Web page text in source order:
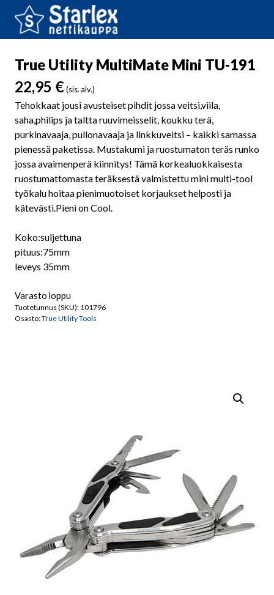
True Utility MultiMate Mini TU-191
22,95 €(sis. alv.)
Tehokkaat jousi avusteiset pihdit jossa veitsi,viila,
saha,philips ja taltta ruuvimeisselit, koukku terä,
purkinavaaja, pullonavaaja ja linkkuveitsi – kaikki samassa
pienessä paketissa. Mustakumi ja ruostumaton teräs runko
jossa avaimenperä kiinnitys! Tämä korkealuokkaisesta
ruostumattomasta teräksestä valmistettu mini multi-tool
työkalu hoitaa pienimuotoiset korjaukset helposti ja
kätevästi.Pieni on Cool.
Koko:suljettuna
pituus:75mm
leveys 35mm
Varasto loppu
Tuotetunnus (SKU): 101796
Osasto:True Utility Tools